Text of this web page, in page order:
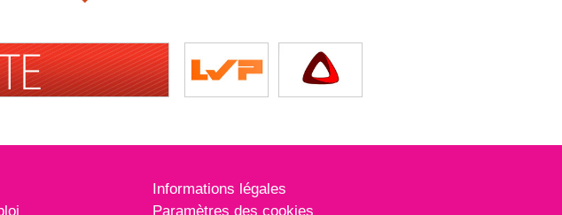
Informations légales
Paramètres des cookies